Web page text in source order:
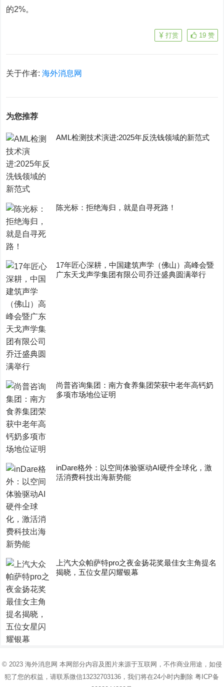
的2%。
19 赞
打赏
关于作者:海外消息网
为您推荐
AML检测技术演进:2025年反洗钱领域的新范式
陈光标：拒绝海归，就是自寻死路！
17年匠心深耕，中国建筑声学（佛山）高峰会暨
广东天戈声学集团有限公司乔迁盛典圆满举行
尚普咨询集团：南方食养集团荣获中老年高钙奶
多项市场地位证明
inDare格外：以空间体验驱动AI硬件全球化，激
活消费科技出海新势能
上汽大众帕萨特pro之夜金扬花奖最佳女主角提名
揭晓，五位女星闪耀银幕
© 2023 海外消息网 本网部分内容及图片来源于互联网，不作商业用途，如侵
犯了您的权益，请联系微信13232703136，我们将在24小时内删除粤ICP备